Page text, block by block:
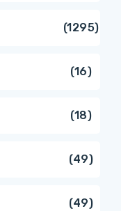
12951295
1616
1818
4949
4949